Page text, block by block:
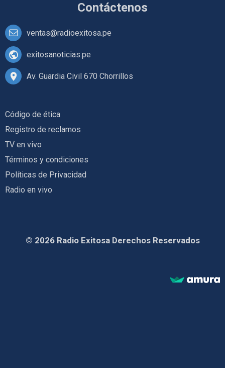
Contáctenos
ventas@radioexitosa.pe
exitosanoticias.pe
Av. Guardia Civil 670 Chorrillos
Código de ética
Registro de reclamos
TV en vivo
Términos y condiciones
Políticas de Privacidad
Radio en vivo
© 2026 Radio Exitosa Derechos Reservados